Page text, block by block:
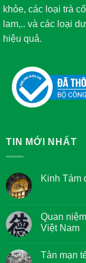
khỏe, các loại trà
lam,.. và các loại
hiệu quả.
TIN MỚI NHẤT
Kinh Tám
luận
ở
Kinh
Giác
Ngộ
Quan
Việt Nam
bình
Tản mạn